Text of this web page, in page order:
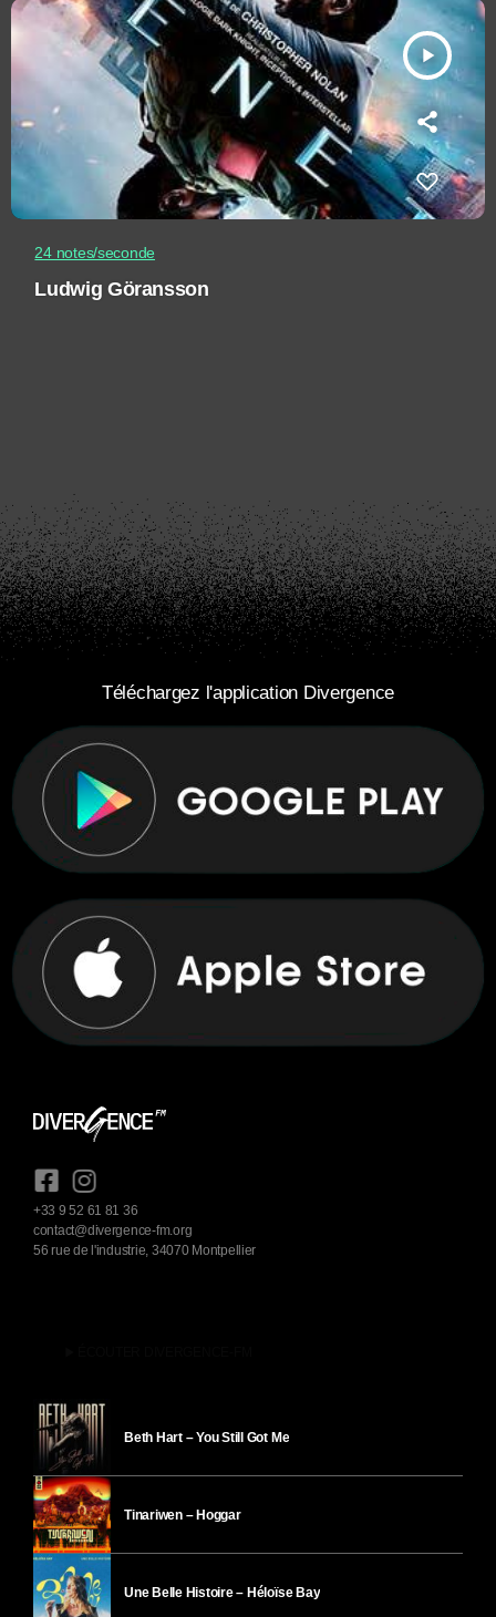
play_arrow
24 notes/seconde
Ludwig Göransson
Téléchargez l'application Divergence
+33 9 52 61 81 36
contact@divergence-fm.org
56 rue de l'industrie, 34070 Montpellier
Beth Hart – You Still Got Me
Tinariwen – Hoggar
Une Belle Histoire – Héloïse Bay